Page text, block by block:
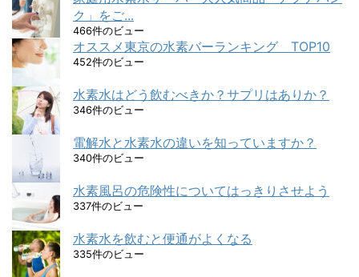
ク」をご...
466件のビュー
オススメ東京の水素バーランキング TOP10
452件のビュー
水素水はどう飲むべきか？サプリはありか？
346件のビュー
電解水と水素水の違いを知っていますか？
340件のビュー
水素風呂の危険性についてはっきりさせよう
337件のビュー
水素水を飲むと便通がよくなる
335件のビュー